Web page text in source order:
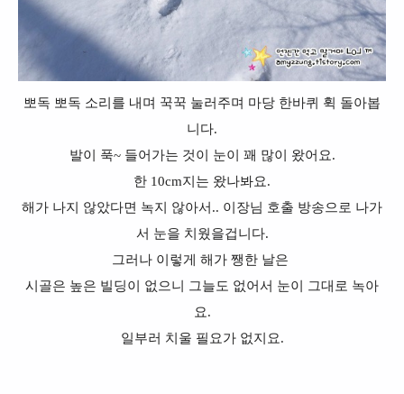
뽀독 뽀독 소리를 내며 꾹꾹 눌러주며 마당 한바퀴 휙 돌아봅
니다.
발이 푹~ 들어가는 것이 눈이 꽤 많이 왔어요.
한 10cm지는 왔나봐요.
해가 나지 않았다면 녹지 않아서.. 이장님 호출 방송으로 나가
서 눈을 치웠을겁니다.
그러나 이렇게 해가 쨍한 날은
시골은 높은 빌딩이 없으니 그늘도 없어서 눈이 그대로 녹아
요.
일부러 치울 필요가 없지요.